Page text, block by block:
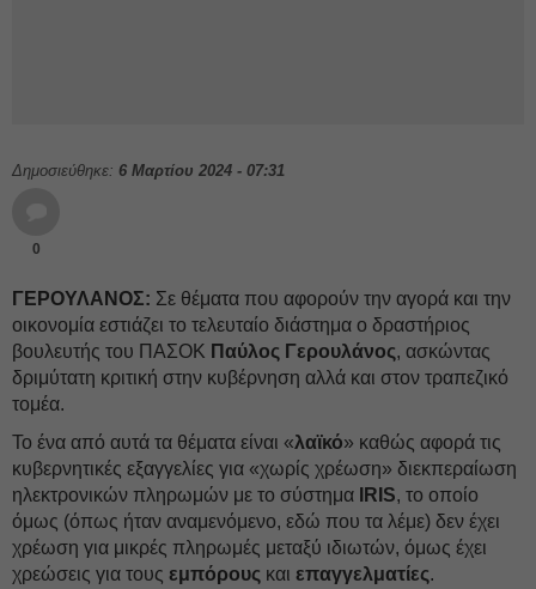
Δημοσιεύθηκε: 6 Μαρτίου 2024 - 07:31
0
ΓΕΡΟΥΛΑΝΟΣ: Σε θέματα που αφορούν την αγορά και την
οικονομία εστιάζει το τελευταίο διάστημα ο δραστήριος
βουλευτής του ΠΑΣΟΚ Παύλος Γερουλάνος, ασκώντας
δριμύτατη κριτική στην κυβέρνηση αλλά και στον τραπεζικό
τομέα.
Το ένα από αυτά τα θέματα είναι «λαϊκό» καθώς αφορά τις
κυβερνητικές εξαγγελίες για «χωρίς χρέωση» διεκπεραίωση
ηλεκτρονικών πληρωμών με το σύστημα
IRIS, το οποίο
όμως (όπως ήταν αναμενόμενο, εδώ που τα λέμε) δεν έχει
χρέωση για μικρές πληρωμές μεταξύ ιδιωτών, όμως έχει
χρεώσεις για τους εμπόρους και επαγγελματίες.